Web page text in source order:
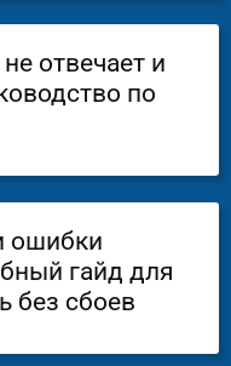
отвечает и
по
ошибки
гайд для
без сбоев